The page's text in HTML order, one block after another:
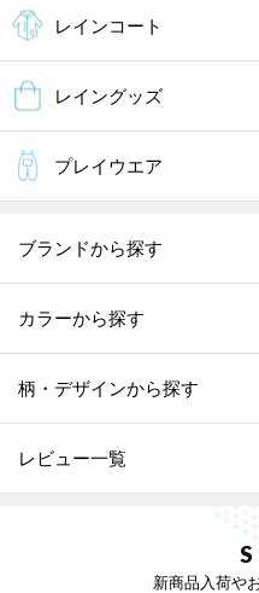
レインコート
レイングッズ
プレイウエア
ブランドから探す
カラーから探す
柄・デザインから探す
レビュー一覧
新商品入荷や